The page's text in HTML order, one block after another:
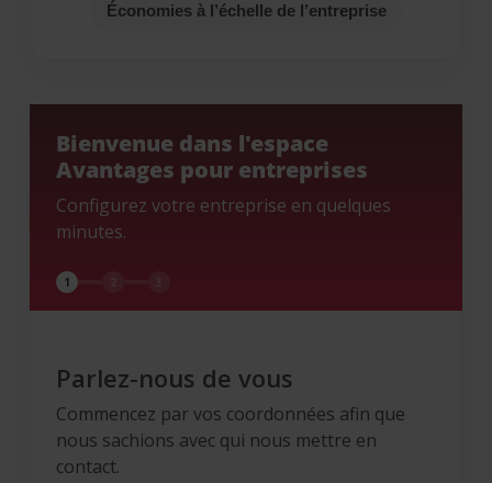
Économies à l’échelle de l’entreprise
Bienvenue dans l'espace
Avantages pour entreprises
Configurez votre entreprise en quelques
minutes.
1
Parlez-nous de vous
Commencez par vos coordonnées afin que
nous sachions avec qui nous mettre en
contact.